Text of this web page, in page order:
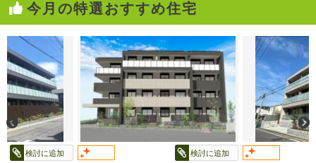
今月の特選おすすめ住宅
検討に追加 検討に追加